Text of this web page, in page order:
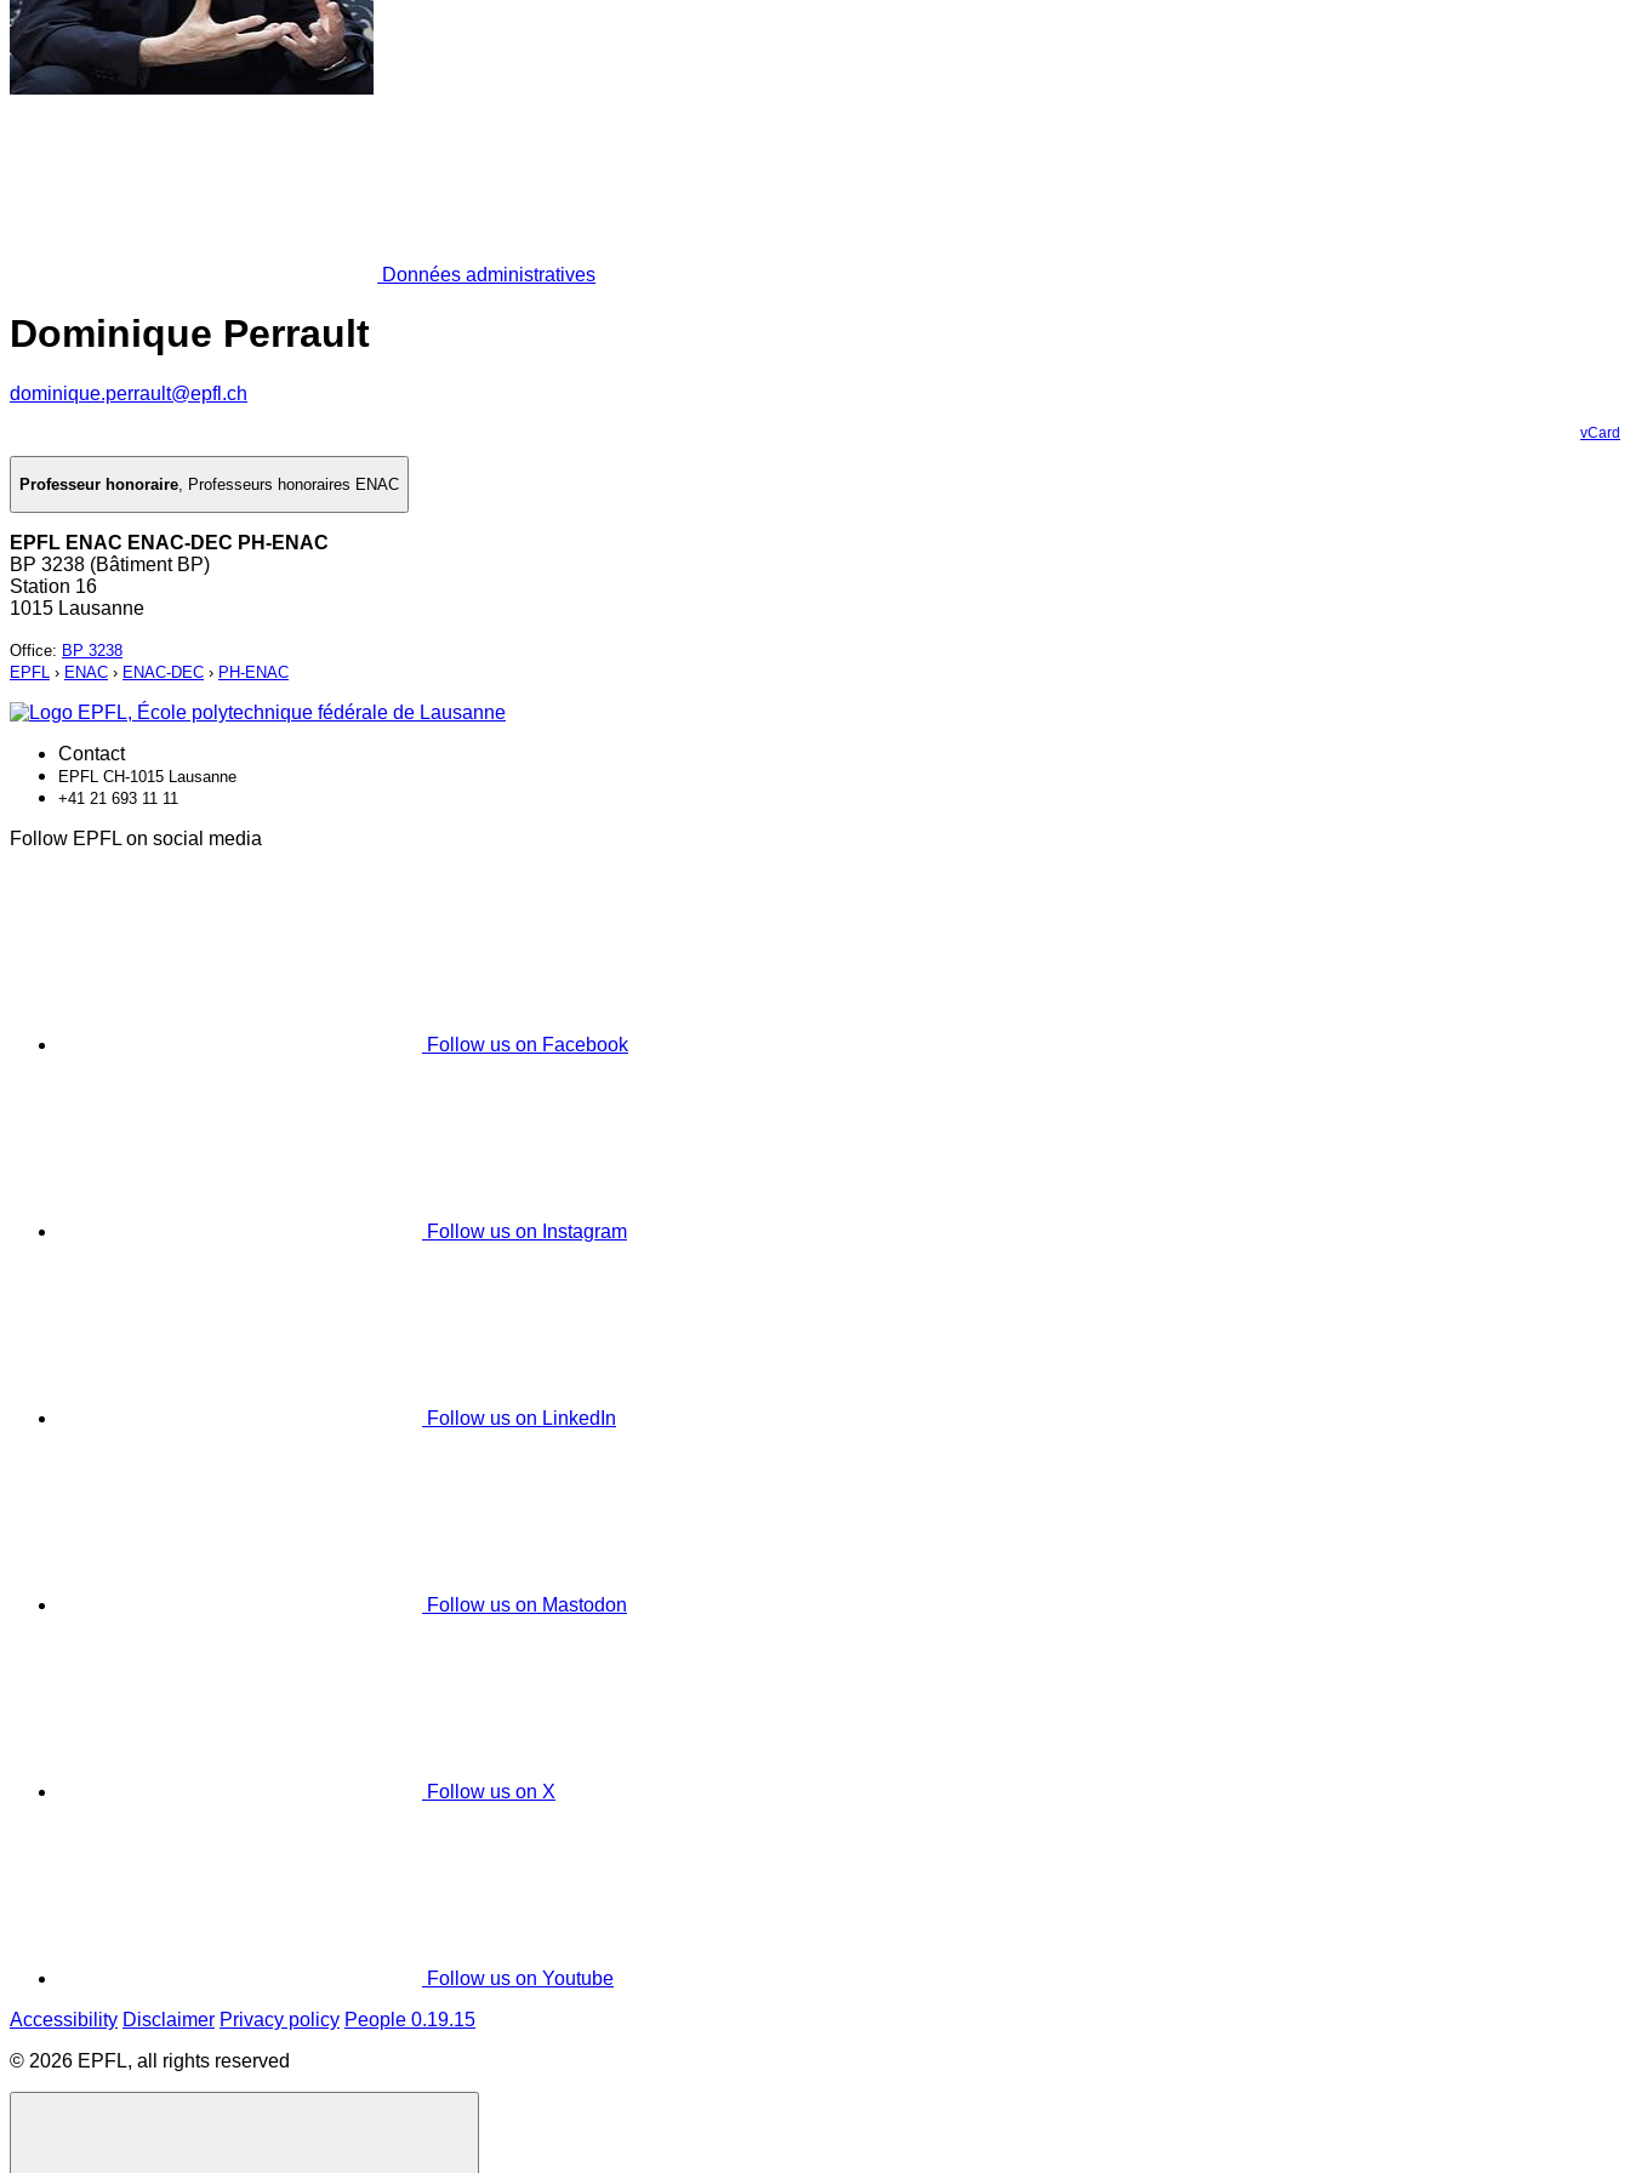
Données administratives
Dominique Perrault
dominique.perrault@epfl.ch
vCard
Professeur honoraire, Professeurs honoraires ENAC
EPFL ENAC ENAC-DEC PH-ENAC
BP 3238 (Bâtiment BP)
Station 16
1015 Lausanne
Office: BP 3238
EPFL › ENAC › ENAC-DEC › PH-ENAC
Contact
EPFL CH-1015 Lausanne
+41 21 693 11 11
Follow EPFL on social media
Follow us on Facebook
Follow us on Instagram
Follow us on LinkedIn
Follow us on Mastodon
Follow us on X
Follow us on Youtube
Accessibility Disclaimer Privacy policy People 0.19.15
© 2026 EPFL, all rights reserved